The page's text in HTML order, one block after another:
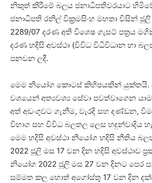
නිකුත් කිරීමේ බලය ජනාධිපතිවරයාට
ජනාධිපති රනිල් වික්‍රමසිංහ මහතා විසින් ජූලි
2289/07 දරණ අති විශෙෂ ගැසට් පත්‍රය
දරණ හදිසි අවස්ථා (විවිධ විධිවිධාන හා
පනවන ලදී.
මෙම නියෝග කොටස් කිහිපයකින් යුක්තයි.
වශයෙන් අත්‍යවශ්‍ය සේවා පවත්වාගෙන
අත් අඩංගුවට ගැනීම, වැරදි සහ දණ්ඩන,
විභාග සහ විවිධ බලතල ලෙස හදුන්වාදිය
මෙම හදිසි අවස්ථා නියෝග හදිසි නීතිය
2022 ජූලි මස 17 වන දින හදිසි අවස්ථාව
නියෝග 2022 ජූලි මස 27 වන දිනට පෙර
සම්මත කල හොත් අගෝස්තු 17 වන දින